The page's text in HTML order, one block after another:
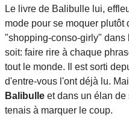
Le livre de Balibulle lui,
mode pour se moquer plutôt
"shopping-conso-girly"
soit: faire rire à chaque
tout le monde. Il est sorti
d'entre-vous l'ont déjà lu.
Balibulle et dans un élan
tenais à marquer le coup.